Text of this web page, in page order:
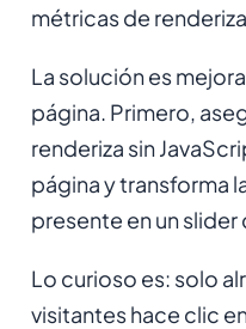
métricas de
La solución es
página. Primero,
renderiza sin
página y transforma
presente en un
Lo curioso es: solo
visitantes hace clic